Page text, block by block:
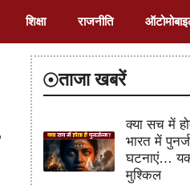
शिक्षा राजनीति
ताजा खबरें
क्या सच में
भारत में
घटनाएं…
मुश्किल